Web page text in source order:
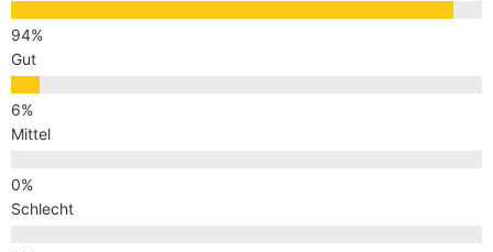
Gut
Mittel
Schlecht